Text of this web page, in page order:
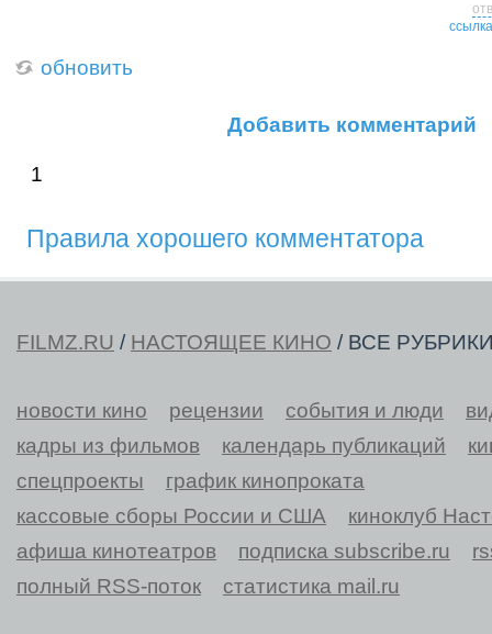
ссылка
обновить
Добавить комментарий
1
Правила хорошего комментатора
FILMZ.RU / НАСТОЯЩЕЕ КИНО / ВСЕ
новости кино рецензии события и люди
кадры из фильмов
календарь публикаций
спецпроекты
график кинопроката
кассовые сборы России и США
киноклуб
афиша кинотеатров
подписка subscribe.ru
полный RSS-поток
статистика mail.ru